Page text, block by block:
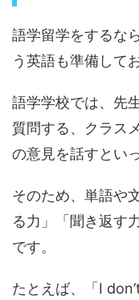
語学留学をするな
う英語も準備して
語学学校では、先
質問する、クラス
の意見を話すとい
そのため、単語や
る力」「聞き返す
です。
たとえば、「I